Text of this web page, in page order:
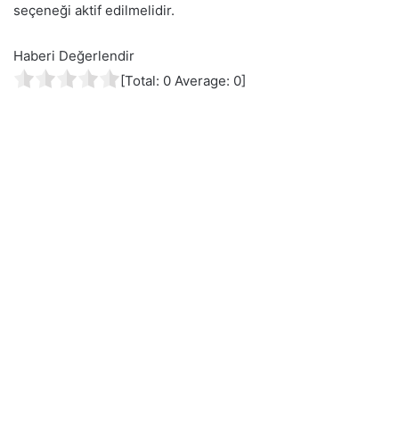
seçeneği aktif edilmelidir.
Haberi Değerlendir
[Total: 0 Average: 0]